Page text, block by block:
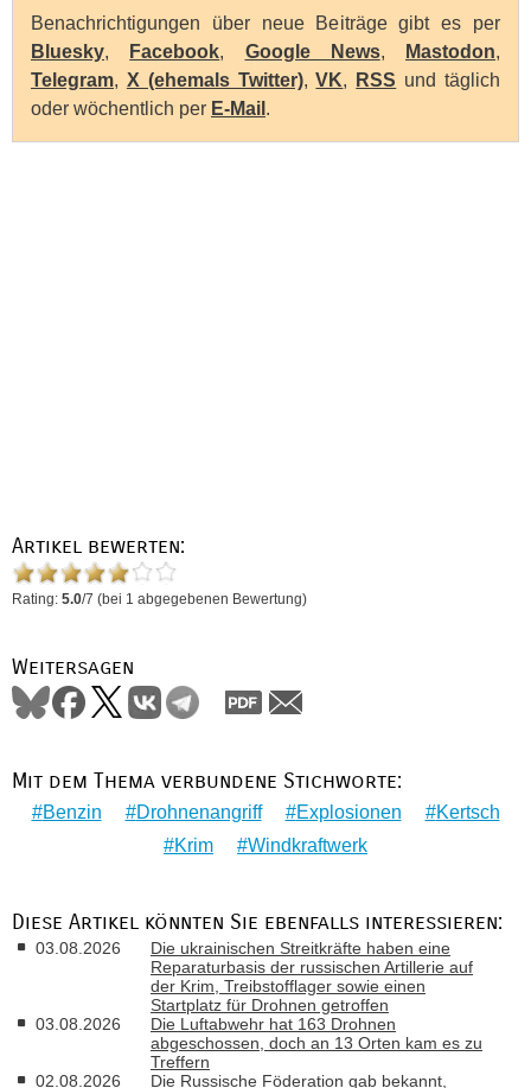
Benachrichtigungen über neue Beiträge gibt es per
Bluesky, Facebook, Google News, Mastodon,
Telegram, X (ehemals Twitter),VK, RSS und täglich
oder wöchentlich per E-Mail .
Artikel bewerten:
Rating: 5.0/7 (bei 1 abgegebenen Bewertung)
Weitersagen
Mit dem Thema verbundene Stichworte:
Benzin Drohnenangriff Explosionen
Kertsch
Krim
Windkraftwerk
Diese Artikel könnten Sie ebenfalls interessieren:
03.08.2026
Die ukrainischen Streitkräfte haben eine
Reparaturbasis der russischen Artillerie auf
der Krim, Treibstofflager sowie einen
Startplatz für Drohnen getroffen
03.08.2026
Die Luftabwehr hat 163 Drohnen
abgeschossen, doch an 13 Orten kam es zu
Treffern
02.08.2026
Die Russische Föderation gab bekannt,